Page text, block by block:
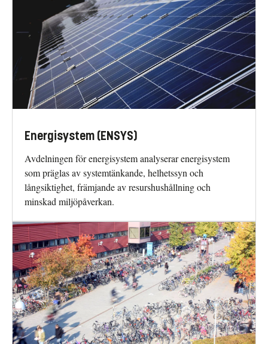
Energisystem (ENSYS)
Avdelningen för energisystem analyserar energisystem
som präglas av systemtänkande, helhetssyn och
långsiktighet, främjande av resurshushållning och
minskad miljöpåverkan.